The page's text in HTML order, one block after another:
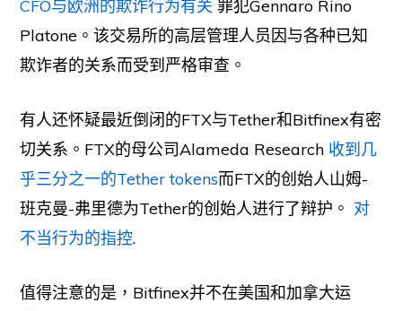
CFO与欧洲的欺诈行为有关 罪犯Gennaro Rino
Platone。该交易所的高层管理人员因与各种已知
欺诈者的关系而受到严格审查。
有人还怀疑最近倒闭的FTX与Tether和Bitfinex有密
切关系。FTX的母公司Alameda Research 收到几
乎三分之一的Tether tokens而FTX的创始人山姆-
班克曼-弗里德为Tether的创始人进行了辩护。 对
不当行为的指控.
值得注意的是，Bitfinex并不在美国和加拿大运